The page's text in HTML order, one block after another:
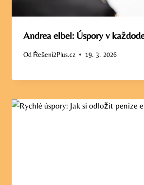
Andrea elbel: Úspory v
Od Řešení2Plus.cz 19. 3. 2026